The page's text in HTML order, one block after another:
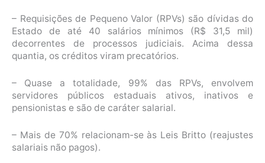
– Requisições de Pequeno Valor (RPVs) são dívidas do
Estado de até 40 salários mínimos (R$ 31,5 mil)
decorrentes de processos judiciais. Acima dessa
quantia, os créditos viram precatórios.
– Quase a totalidade, 99% das RPVs, envolvem
servidores públicos estaduais ativos, inativos e
pensionistas e são de caráter salarial.
– Mais de 70% relacionam-se às Leis Britto (reajustes
salariais não pagos).